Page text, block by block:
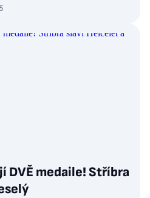
DVĚ medaile! Stříbra